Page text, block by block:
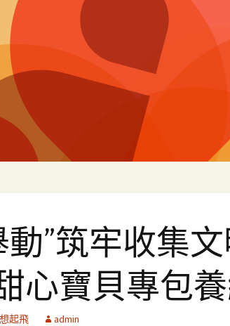
動”筑牢收集文
心寶貝專包養
起飛 admin